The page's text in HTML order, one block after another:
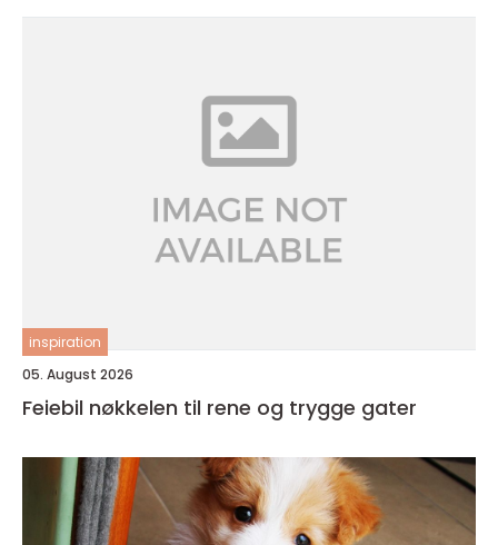
inspiration
05. August 2026
Feiebil nøkkelen til rene og trygge gater